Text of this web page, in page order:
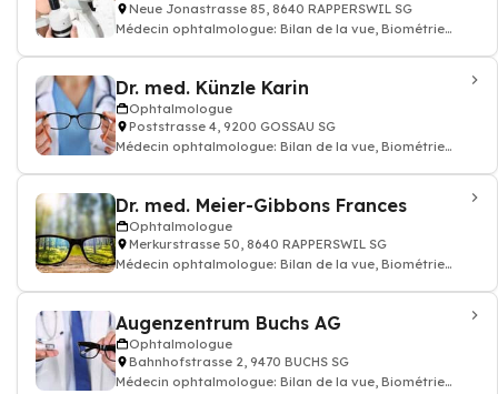
Neue Jonastrasse 85, 8640 RAPPERSWIL SG
Médecin ophtalmologue: Bilan de la vue, Biométrie
Dr. med. Künzle Karin
Ophtalmologue
Poststrasse 4, 9200 GOSSAU SG
Médecin ophtalmologue: Bilan de la vue, Biométrie
Dr. med. Meier-Gibbons Frances
Ophtalmologue
Merkurstrasse 50, 8640 RAPPERSWIL SG
Médecin ophtalmologue: Bilan de la vue, Biométrie
Augenzentrum Buchs AG
Ophtalmologue
Bahnhofstrasse 2, 9470 BUCHS SG
Médecin ophtalmologue: Bilan de la vue, Biométrie